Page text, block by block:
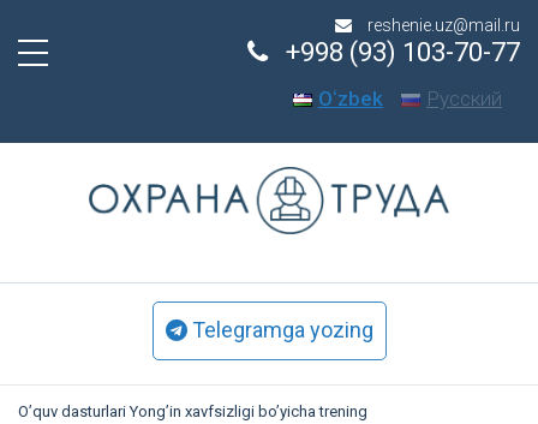
reshenie.uz@mail.ru
Oʻzbek Русский
+998 (93) 103-70-77
Telegramga yozing
O’quv dasturlari Yong’in xavfsizligi bo’yicha trening